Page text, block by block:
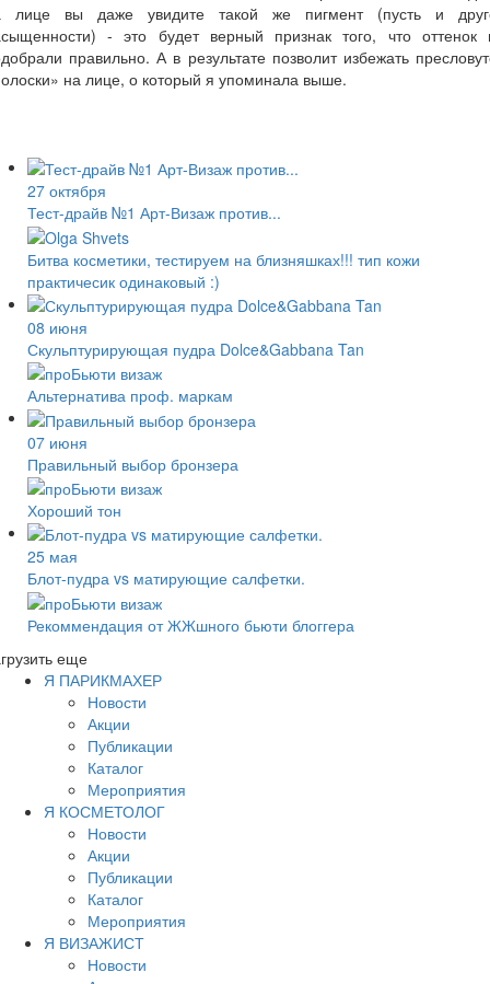
лице вы даже увидите такой же пигмент (пусть и
- это будет верный признак того, что оттенок
правильно. А в результате позволит избежать
на лице, о который я упоминала выше.
27 октября
Тест-драйв №1 Арт-Визаж против...
Битва косметики, тестируем на близняшках!!! тип кожи
практичесик одинаковый :)
08 июня
Скульптурирующая пудра Dolce&Gabbana Tan
Альтернатива проф. маркам
07 июня
Правильный выбор бронзера
Хороший тон
25 мая
Блот-пудра vs матирующие салфетки.
Рекоммендация от ЖЖшного бьюти блоггера
еще
Я ПАРИКМАХЕР
Новости
Акции
Публикации
Каталог
Мероприятия
Я КОСМЕТОЛОГ
Новости
Акции
Публикации
Каталог
Мероприятия
Я ВИЗАЖИСТ
Новости